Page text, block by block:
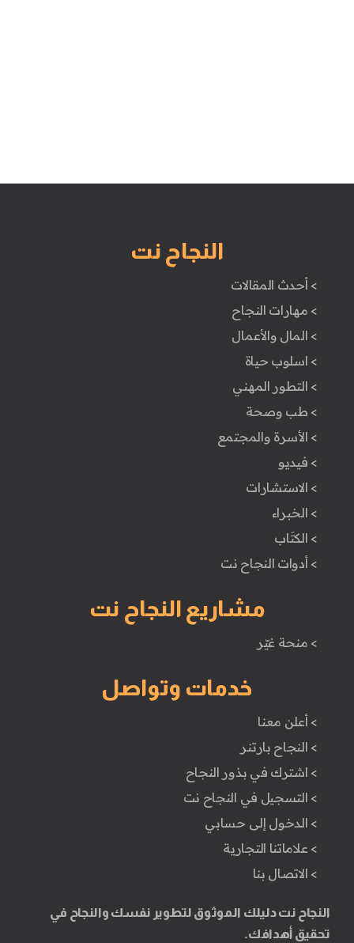
النجاح نت
> أحدث المقالات
> مهارات النجاح
> المال والأعمال
> اسلوب حياة
> التطور المهني
> طب وصحة
> الأسرة والمجتمع
> فيديو
> الاستشارات
> الخبراء
> الكتَاب
> أدوات النجاح نت
مشاريع النجاح نت
> منحة غيّر
خدمات وتواصل
> أعلن معنا
> النجاح بارتنر
> اشترك في بذور النجاح
> التسجيل في النجاح نت
> الدخول إلى حسابي
> علاماتنا التجارية
> الاتصال بنا
النجاح نت دليلك الموثوق لتطوير نفسك والنجاح في
تحقيق أهدافك.